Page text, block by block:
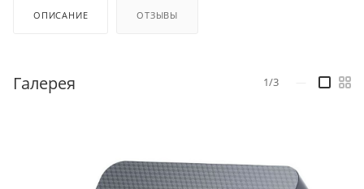
ОПИСАНИЕ ОТЗЫВЫ
Галерея 1/3